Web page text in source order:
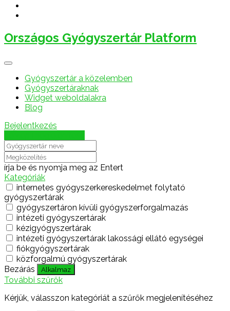
Országos Gyógyszertár Platform
Gyógyszertár a közelemben
Gyógyszertáraknak
Widget weboldalakra
Blog
Bejelentkezés
írja be és nyomja meg az Entert
Kategóriák
internetes gyógyszerkereskedelmet folytató
gyógyszertárak
gyógyszertáron kívüli gyógyszerforgalmazás
intézeti gyógyszertárak
kézigyógyszertárak
intézeti gyógyszertárak lakossági ellátó egységei
fiókgyógyszertárak
közforgalmú gyógyszertárak
Bezárás
Alkalmaz
További szűrők
Kérjük, válasszon kategóriát a szűrők megjelenítéséhez